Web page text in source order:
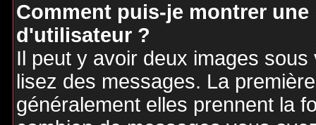
Comment puis-je montrer
d'utilisateur ?
Il peut y avoir deux images
lisez des messages. La
généralement elles prennent la